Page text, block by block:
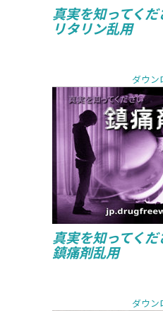
真実を知ってくだ
リタリン乱用
読んで
注文して
ダウンロー
ダウン
真実を知ってくだ
鎮痛剤乱用
ダウン